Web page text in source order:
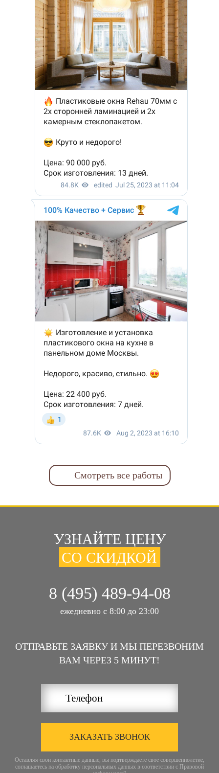
Смотреть все работы
УЗНАЙТЕ ЦЕНУ
СО СКИДКОЙ
8 (495) 489-94-08
ежедневно с 8:00 до 23:00
ОТПРАВЬТЕ ЗАЯВКУ И МЫ ПЕРЕЗВОНИМ
ВАМ ЧЕРЕЗ 5 МИНУТ!
ЗАКАЗАТЬ ЗВОНОК
Оставляя свои контактные данные, вы подтверждаете свое совершеннолетие,
соглашаетесь на обработку персональных данных в соответствии с Правовой